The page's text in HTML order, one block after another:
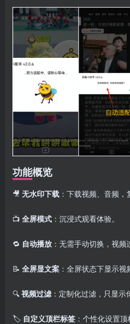
功能概览
🎥 无水印下载 ：下载视频、音频，
📺 全屏模式 ：沉浸式观看体验。
🔁 自动播放 ：无需手动切换，视频
📝 全屏显文案 ：全屏状态下显示视
🔍视频过滤 ：定制化过滤，只显示
🏷️ 自定义顶栏标签 ：个性化设置顶